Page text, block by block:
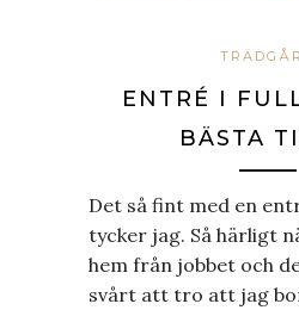
ENTRÉ I
BÄSTA
Det så fint med en
tycker jag. Så härligt
hem från jobbet och
svårt att tro att jag